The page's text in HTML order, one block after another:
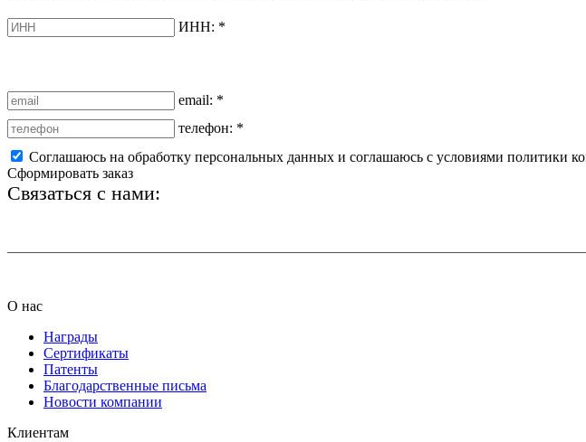
ИНН: *
email: *
телефон: *
Соглашаюсь на обработку персональных данных и соглашаюсь с условиями политики
Сформировать заказ
Связаться с нами:
О нас
Награды
Сертификаты
Патенты
Благодарственные письма
Новости компании
Клиентам